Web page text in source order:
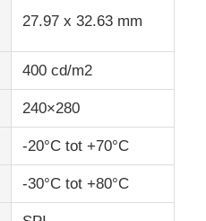
27.97 x 32.63 mm
400 cd/m2
240×280
-20°C tot +70°C
-30°C tot +80°C